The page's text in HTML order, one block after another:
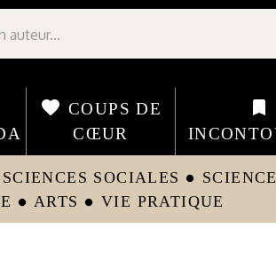
favorite COUPS DE
CŒUR
bookmark
SCIENCES SOCIALES circle
circle ARTS circle VIE PRATIQUE